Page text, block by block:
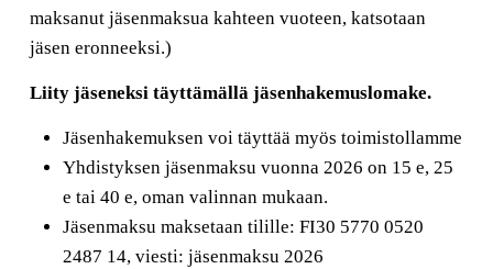
maksanut jäsenmaksua kahteen vuoteen, katsotaan
jäsen eronneeksi.)
Liity jäseneksi täyttämällä jäsenhakemuslomake.
Jäsenhakemuksen voi täyttää myös toimistollamme
Yhdistyksen jäsenmaksu vuonna 2026 on 15 e, 25
e tai 40 e, oman valinnan mukaan.
Jäsenmaksu maksetaan tilille: FI30 5770 0520
2487 14, viesti: jäsenmaksu 2026